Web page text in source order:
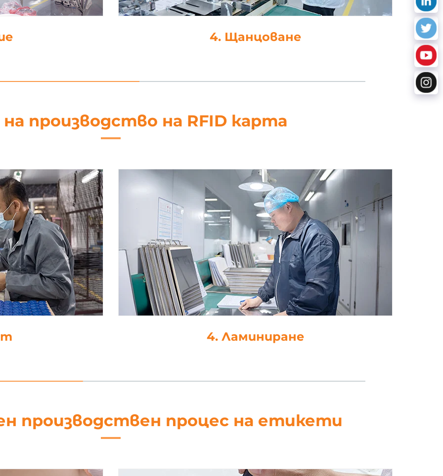
5. Обработка на данни
производство на RFID карта
5. Щанцоване
производствен процес на етикети